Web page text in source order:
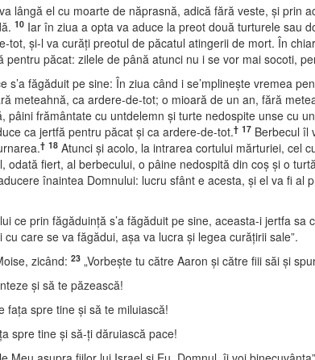
lângă el cu moarte de năprasnă, adică fără veste, şi
10 Iar în ziua a opta va aduce la preot două turturele sau
tot, şi-l va curăţi preotul de păcatul atingerii de mort. În
pentru păcat: zilele de până atunci nu i se vor mai socoti,
s’a făgăduit pe sine: În ziua când i se’mplineşte vremea
meteahnă, ca ardere-de-tot; o mioară de un an, fără
pâini frământate cu untdelemn şi turte nedospite unse cu
ca jertfă pentru păcat şi ca ardere-de-tot.† 17 Berbecul îl
† 18 Atunci şi acolo, la intrarea cortului mărturiei, cel
odată fiert, al berbecului, o pâine nedospită din coş şi o
înaintea Domnului: lucru sfânt e acesta, şi el va fi
ce prin făgăduinţă s’a făgăduit pe sine, aceasta-i jertfa
care se va făgădui, aşa va lucra şi legea curăţirii sale”.
zicând: 23 „Vorbeşte tu către Aaron şi către fiii săi şi
şi să te păzească!
faţa spre tine şi să te miluiască!
spre tine şi să-ţi dăruiască pace!